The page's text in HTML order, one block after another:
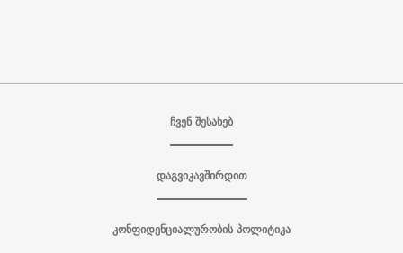
ჩვენ შესახებ
დაგვიკავშირდით
კონფიდენციალურობის პოლიტიკა